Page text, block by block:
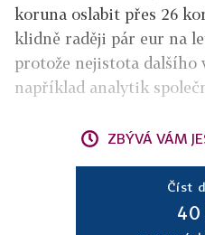
koruna oslabit přes 26
klidně raději pár eur na
protože nejistota dalšího
například analytik
ZBÝVÁ VÁM
Číst
40